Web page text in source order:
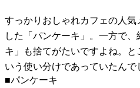
すっかりおしゃれカフェの人
した「パンケーキ」。一方で
キ」も捨てがたいですよね。と
いう使い分けであっていたんで
■パンケーキ